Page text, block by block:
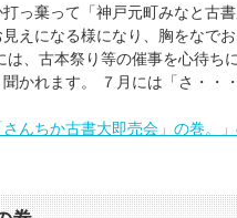
っ棄って「神戸元町みなと古
えになる様になり、胸をなで
は、古本祭り等の催事を心待ち
かれます。 ７月には「さ・・・
さんちか古書大即売会」の巻。